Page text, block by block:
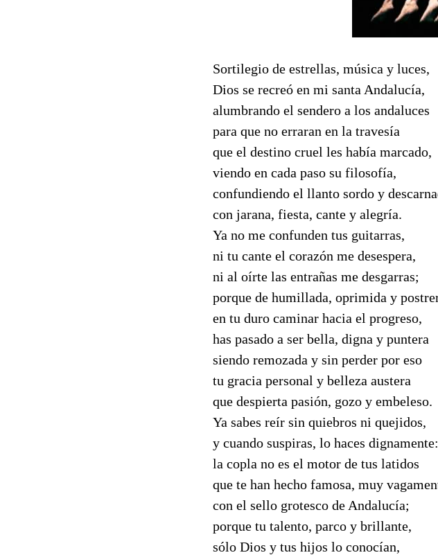
Sortilegio de estrellas, música y luces,
Dios se recreó en mi santa Andalucía,
alumbrando el sendero a los andaluces
para que no erraran en la travesía
que el destino cruel les había marcado,
viendo en cada paso su filosofía,
confundiendo el llanto sordo y
con jarana, fiesta, cante y alegría.
Ya no me confunden tus guitarras,
ni tu cante el corazón me desespera,
ni al oírte las entrañas me desgarras;
porque de humillada, oprimida y
en tu duro caminar hacia el progreso,
has pasado a ser bella, digna y puntera
siendo remozada y sin perder por eso
tu gracia personal y belleza austera
que despierta pasión, gozo y embeleso.
Ya sabes reír sin quiebros ni quejidos,
y cuando suspiras, lo haces dignamente:
la copla no es el motor de tus latidos
que te han hecho famosa, muy
con el sello grotesco de Andalucía;
porque tu talento, parco y brillante,
sólo Dios y tus hijos lo conocían,